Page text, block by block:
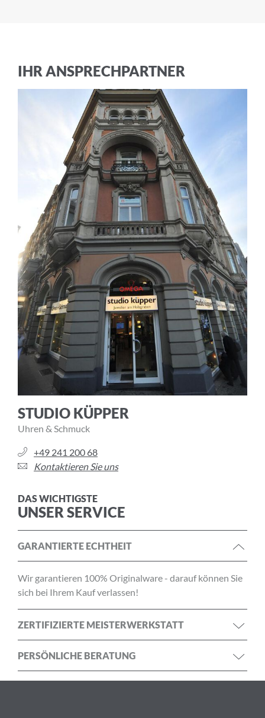
IHR ANSPRECHPARTNER
STUDIO KÜPPER
Uhren & Schmuck
+49 241 200 68
Kontaktieren Sie uns
DAS WICHTIGSTE
UNSER SERVICE
GARANTIERTE ECHTHEIT
Wir garantieren 100% Originalware - darauf können Sie
sich bei Ihrem Kauf verlassen!
ZERTIFIZIERTE MEISTERWERKSTATT
PERSÖNLICHE BERATUNG
E-Mail-Adresse
Ich akzeptiere dieAllgemeinen
Geschäftsbedingungenund die
Datenschutzerklärung
ABBRECHEN
ANMELDEN